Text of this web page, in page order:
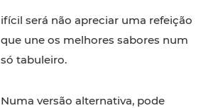
ifícil será não apreciar uma refeição
que une os melhores sabores num
só tabuleiro.
Numa versão alternativa, pode